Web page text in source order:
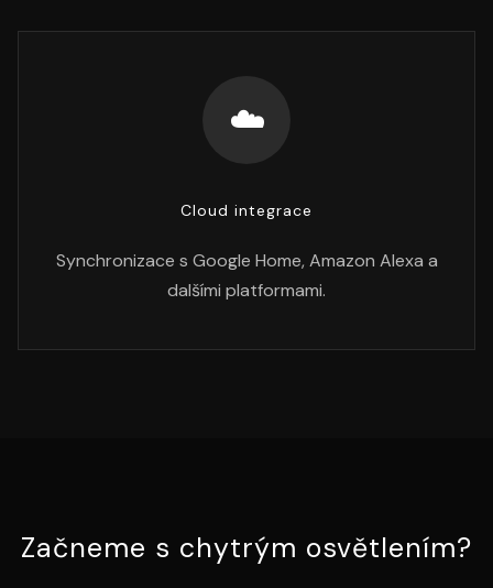
☁️
Cloud integrace
Synchronizace s Google Home, Amazon Alexa a
dalšími platformami.
Začneme s chytrým osvětlením?